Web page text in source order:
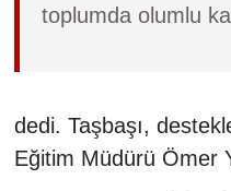
toplumda olumlu
dedi. Taşbaşı,
Eğitim Müdürü Ömer